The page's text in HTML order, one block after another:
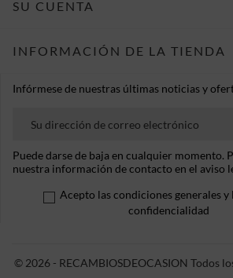
SU CUENTA
INFORMACIÓN DE LA TIENDA
Infórmese de nuestras últimas noticias y
Puede darse de baja en cualquier momento.
nuestra información de contacto en el aviso
Acepto las condiciones generales
confidencialidad
© 2026 - RECAMBIOSDEOCASION Todos